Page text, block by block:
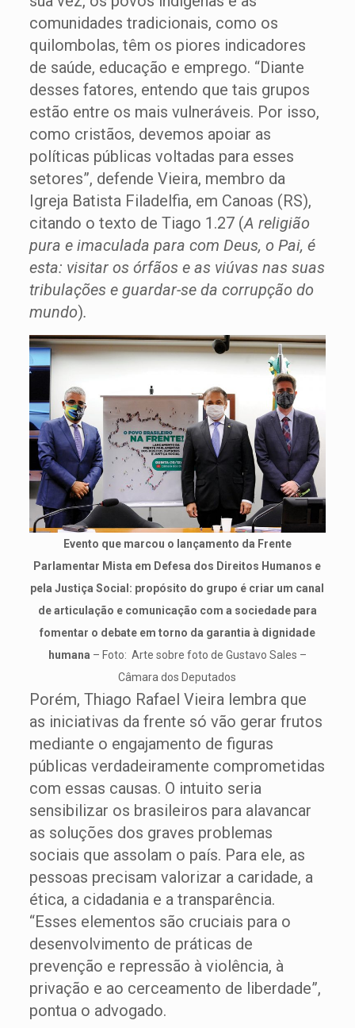
comunidades tradicionais, como os
quilombolas, têm os piores indicadores
de saúde, educação e emprego. “Diante
desses fatores, entendo que tais grupos
estão entre os mais vulneráveis. Por isso,
como cristãos, devemos apoiar as
políticas públicas voltadas para esses
setores”, defende Vieira, membro da
Igreja Batista Filadelfia, em Canoas (RS),
citando o texto de Tiago 1.27 (A religião
pura e imaculada para com Deus, o Pai, é
esta: visitar os órfãos e as viúvas nas suas
tribulações e guardar-se da corrupção do
mundo).
Evento que marcou o lançamento da Frente
Parlamentar Mista em Defesa dos Direitos Humanos e
pela Justiça Social: propósito do grupo é criar um canal
de articulação e comunicação com a sociedade para
fomentar o debate em torno da garantia à dignidade
humana – Foto: Arte sobre foto de Gustavo Sales –
Câmara dos Deputados
Porém, Thiago Rafael Vieira lembra que
as iniciativas da frente só vão gerar frutos
mediante o engajamento de figuras
públicas verdadeiramente comprometidas
com essas causas. O intuito seria
sensibilizar os brasileiros para alavancar
as soluções dos graves problemas
sociais que assolam o país. Para ele, as
pessoas precisam valorizar a caridade, a
ética, a cidadania e a transparência.
“Esses elementos são cruciais para o
desenvolvimento de práticas de
prevenção e repressão à violência, à
privação e ao cerceamento de liberdade”,
pontua o advogado.